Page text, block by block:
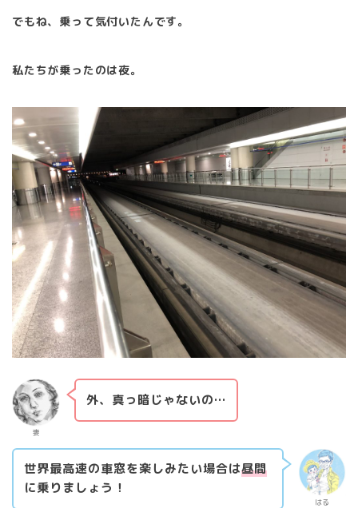
でもね、乗って気付いたんです。
私たちが乗ったのは夜。
妻
外、真っ暗じゃないの…
はる
世界最高速の車窓を楽しみたい場合は昼間
に乗りましょう！